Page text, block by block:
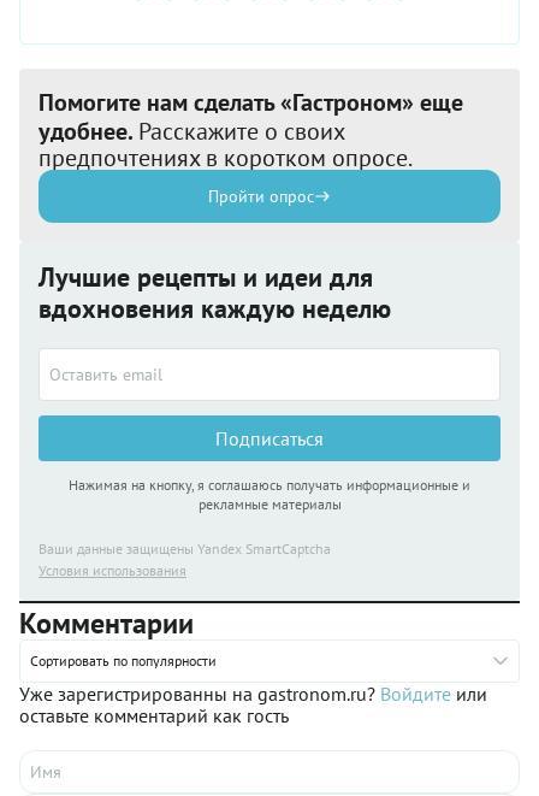
Помогите нам сделать «Гастроном» еще
удобнее. Расскажите о своих
предпочтениях в коротком опросе.
Пройти опрос
Лучшие рецепты и идеи для
вдохновения каждую неделю
Подписаться
Нажимая на кнопку, я соглашаюсь получать информационные и
рекламные материалы
Ваши данные защищены Yandex SmartCaptcha
Условия использования
Комментарии
Сортировать по популярности
Уже зарегистрированны на gastronom.ru? Войдите или
оставьте комментарий как гость